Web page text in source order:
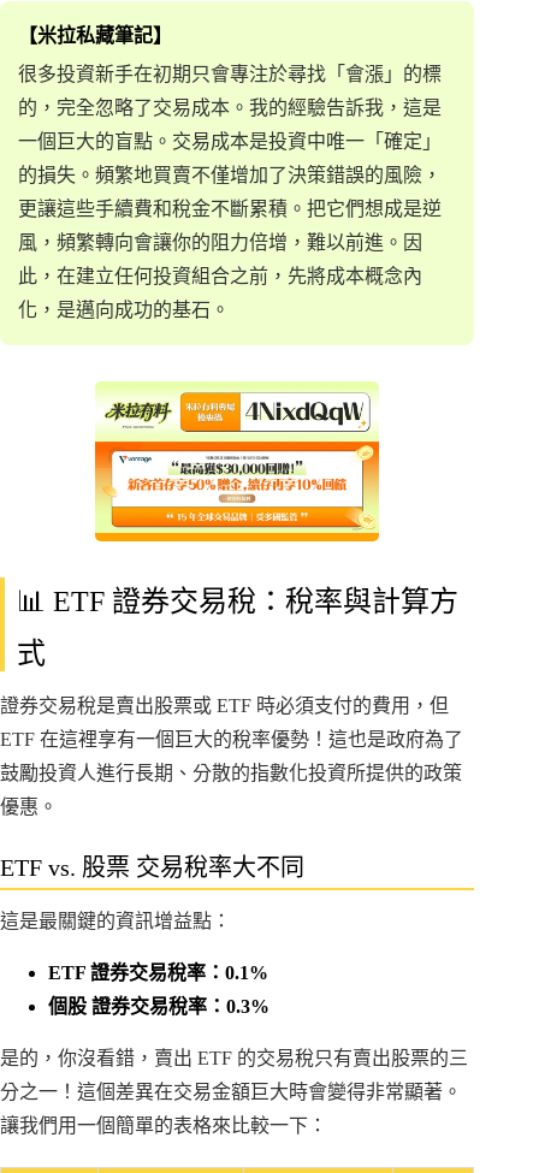
【米拉私藏筆記】
很多投資新手在初期只會專注於尋找「會漲」的標
的，完全忽略了交易成本。我的經驗告訴我，這是
一個巨大的盲點。交易成本是投資中唯一「確定」
的損失。頻繁地買賣不僅增加了決策錯誤的風險，
更讓這些手續費和稅金不斷累積。把它們想成是逆
風，頻繁轉向會讓你的阻力倍增，難以前進。因
此，在建立任何投資組合之前，先將成本概念內
化，是邁向成功的基石。
📊 ETF 證券交易稅：稅率與計算方
式
證券交易稅是賣出股票或 ETF 時必須支付的費用，但
ETF 在這裡享有一個巨大的稅率優勢！這也是政府為了
鼓勵投資人進行長期、分散的指數化投資所提供的政策
優惠。
ETF vs. 股票 交易稅率大不同
這是最關鍵的資訊增益點：
ETF 證券交易稅率：0.1%
個股 證券交易稅率：0.3%
是的，你沒看錯，賣出 ETF 的交易稅只有賣出股票的三
分之一！這個差異在交易金額巨大時會變得非常顯著。
讓我們用一個簡單的表格來比較一下：